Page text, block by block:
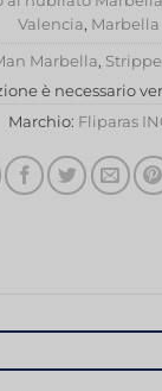
Valencia, Marbella
Marbella,
è necessario
Marchio: Fliparas